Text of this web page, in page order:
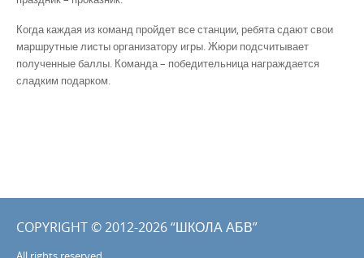
Когда каждая из команд пройдет все станции, ребята сдают свои
маршрутные листы организатору игры. Жюри подсчитывает
полученные баллы. Команда – победительница награждается
сладким подарком.
COPYRIGHT © 2012-2026 “ШКОЛА АБВ”